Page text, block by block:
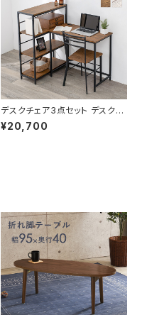
デスクチェア3点セット デスクセ
ット デスク チェア 4段ラック 机
コンセント付き パソコンデスク
¥20,700